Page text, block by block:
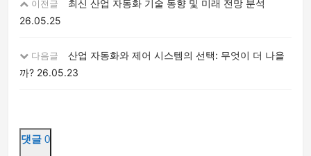
이전글
최신 산업 자동화 기술 동향 및 미래 전망 분석
26.05.25
다음글
산업 자동화와 제어 시스템의 선택: 무엇이 더 나을
까? 26.05.23
댓글 0